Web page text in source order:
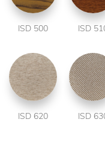
ISD 500 ISD
ISD 620 ISD